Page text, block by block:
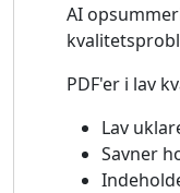
AI
PDF'er i lav
Lav
Savner